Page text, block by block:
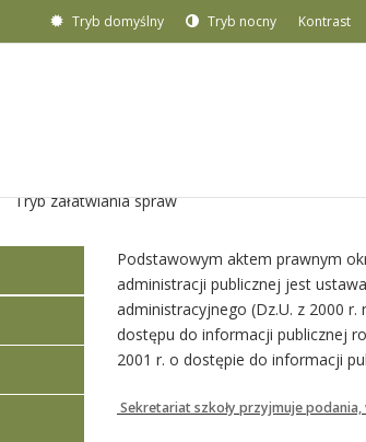
Tryb domyślny Tryb nocny Kontrast
Tryb załatwiania spraw
Podstawowym aktem prawnym
administracji publicznej jest
administracyjnego (Dz.U. z 2000
dostępu do informacji publicznej
2001 r. o dostępie do informacji
Sekretariat szkoły przyjmuje